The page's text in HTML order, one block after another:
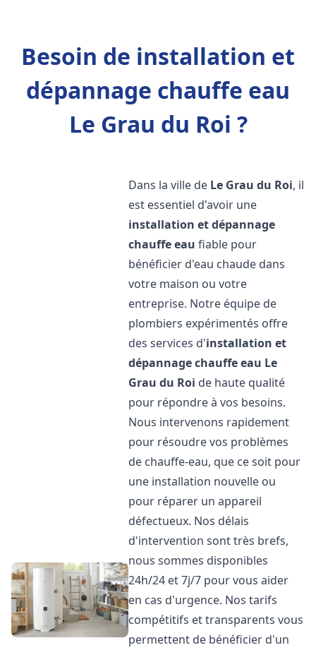
Besoin de installation et
dépannage chauffe eau
Le Grau du Roi ?
Dans la ville de Le Grau du Roi, il
est essentiel d'avoir une
installation et dépannage
chauffe eau fiable pour
bénéficier d'eau chaude dans
votre maison ou votre
entreprise. Notre équipe de
plombiers expérimentés offre
des services d'installation et
dépannage chauffe eau Le
Grau du Roi de haute qualité
pour répondre à vos besoins.
Nous intervenons rapidement
pour résoudre vos problèmes
de chauffe-eau, que ce soit pour
une installation nouvelle ou
pour réparer un appareil
défectueux. Nos délais
d'intervention sont très brefs,
nous sommes disponibles
24h/24 et 7j/7 pour vous aider
en cas d'urgence. Nos tarifs
compétitifs et transparents vous
permettent de bénéficier d'un